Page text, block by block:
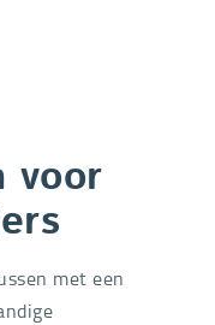
voor
met een